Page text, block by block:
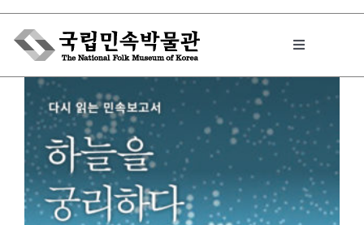
Skip
content
Toggle
박물관에서는
민속이야기